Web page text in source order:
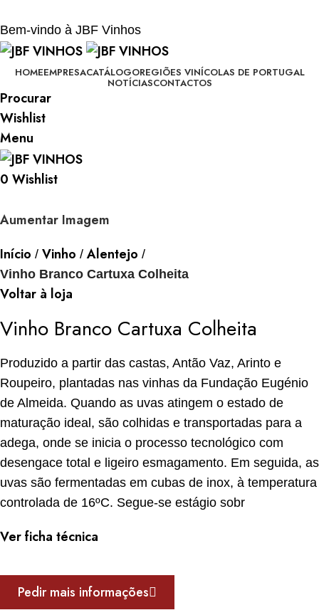
Bem-vindo à JBF Vinhos
HOMEEMPRESACATÁLOGOREGIÕES VINÍCOLAS DE PORTUGAL
NOTÍCIASCONTACTOS
Procurar
Wishlist
Menu
0 Wishlist
Aumentar Imagem
Início
Vinho Alentejo
Vinho Branco Cartuxa Colheita
Voltar à loja
Vinho Branco Cartuxa Colheita
Produzido a partir das castas, Antão Vaz, Arinto e
Roupeiro, plantadas nas vinhas da Fundação Eugénio
de Almeida. Quando as uvas atingem o estado de
maturação ideal, são colhidas e transportadas para a
adega, onde se inicia o processo tecnológico com
desengace total e ligeiro esmagamento. Em seguida, as
uvas são fermentadas em cubas de inox, à temperatura
controlada de 16ºC. Segue-se estágio sobr
Ver ficha técnica
Pedir mais informações